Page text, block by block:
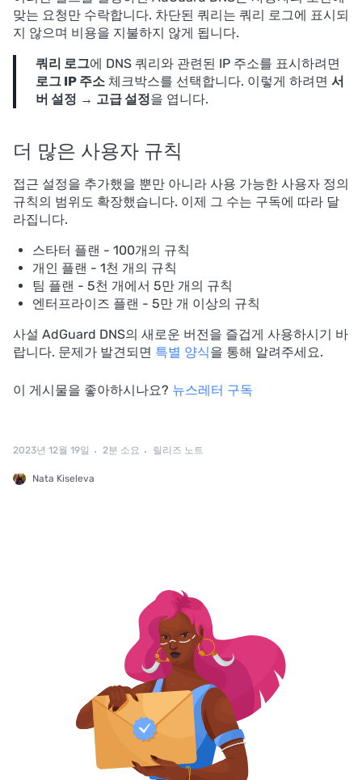
맞는 요청만 수락합니다. 차단된 쿼리는 쿼리 로그에 표시되
지 않으며 비용을 지불하지 않게 됩니다.
쿼리 로그에 DNS 쿼리와 관련된 IP 주소를 표시하려면
로그 IP 주소 체크박스를 선택합니다. 이렇게 하려면 서
버 설정 → 고급 설정을 엽니다.
더 많은 사용자 규칙
접근 설정을 추가했을 뿐만 아니라 사용 가능한 사용자 정의
규칙의 범위도 확장했습니다. 이제 그 수는 구독에 따라 달
라집니다.
스타터 플랜 - 100개의 규칙
개인 플랜 - 1천 개의 규칙
팀 플랜 - 5천 개에서 5만 개의 규칙
엔터프라이즈 플랜 - 5만 개 이상의 규칙
사설 AdGuard DNS의 새로운 버전을 즐겁게 사용하시기 바
랍니다. 문제가 발견되면 특별 양식을 통해 알려주세요.
이 게시물을 좋아하시나요? 뉴스레터 구독
2023년 12월 19일 2분 소요 릴리즈 노트
Nata Kiseleva